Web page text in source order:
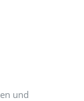
und